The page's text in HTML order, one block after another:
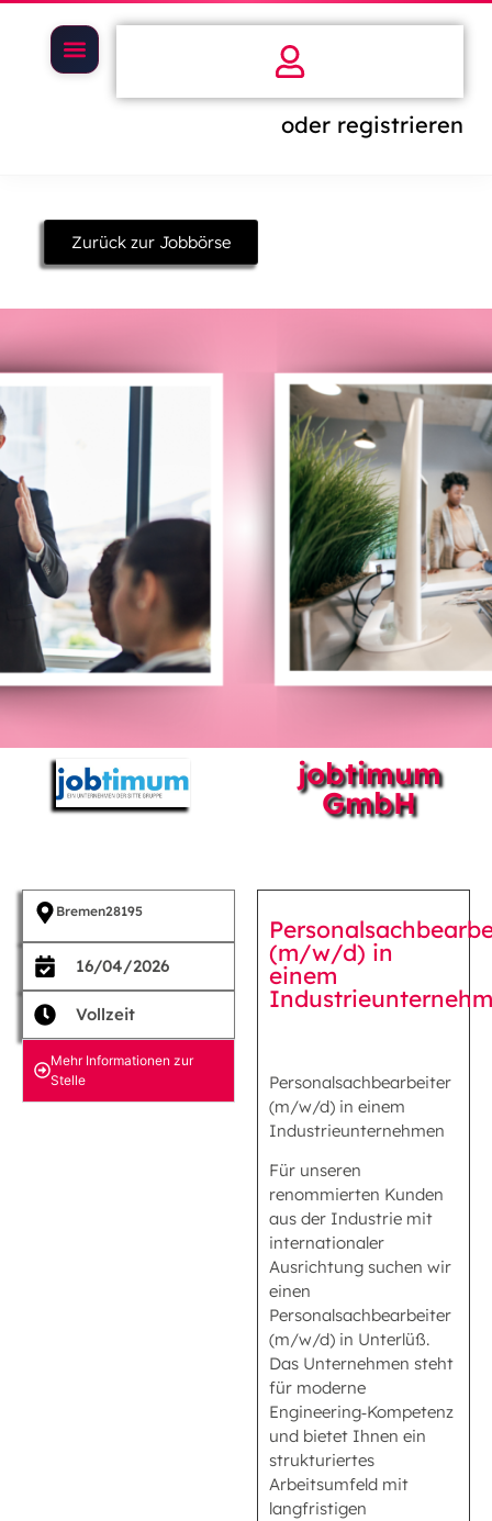
oder registrieren
Zurück zur Jobbörse
jobtimum
GmbH
Bremen28195
16/04/2026
Vollzeit
Mehr Informationen zur
Stelle
(m/w/d) in
einem
Personalsachbearbeiter
(m/w/d) in einem
Industrieunternehmen
Für unseren
renommierten Kunden
aus der Industrie mit
internationaler
Ausrichtung suchen wir
einen
Personalsachbearbeiter
(m/w/d) in Unterlüß.
Das Unternehmen steht
für moderne
Engineering‑Kompetenz
und bietet Ihnen ein
strukturiertes
Arbeitsumfeld mit
langfristigen